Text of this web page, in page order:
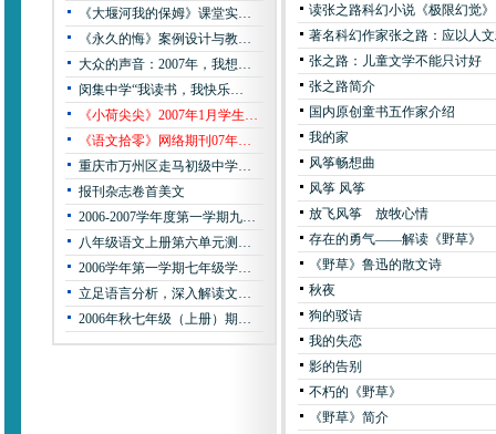
《大堰河我的保姆》课堂实…
《永久的悔》案例设计与教…
大众的声音：2007年，我想…
闵集中学“我读书，我快乐…
《小荷尖尖》2007年1月学生…
《语文拾零》网络期刊07年…
重庆市万州区走马初级中学…
报刊杂志卷首美文
2006-2007学年度第一学期九…
八年级语文上册第六单元测…
2006学年第一学期七年级学…
立足语言分析，深入解读文…
2006年秋七年级（上册）期…
读张之路科幻小说《极限幻觉》
著名科幻作家张之路：应以人
张之路：儿童文学不能只讨好
张之路简介
国内原创童书五作家介绍
我的家
风筝畅想曲
风筝 风筝
放飞风筝 放牧心情
存在的勇气——解读《野草》
《野草》鲁迅的散文诗
秋夜
狗的驳诘
我的失恋
影的告别
不朽的《野草》
《野草》简介